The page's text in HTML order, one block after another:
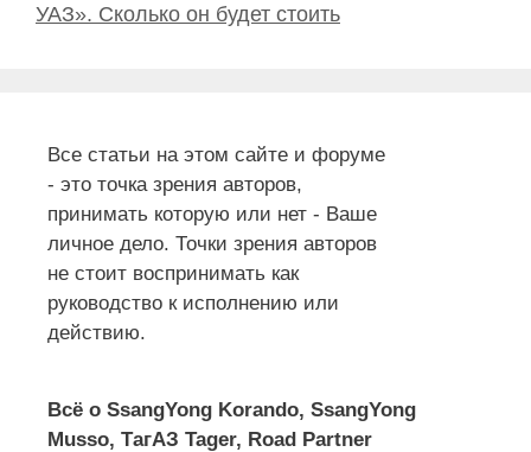
УАЗ». Сколько он будет стоить
Все статьи на этом сайте и форуме
- это точка зрения авторов,
принимать которую или нет - Ваше
личное дело. Точки зрения авторов
не стоит воспринимать как
руководство к исполнению или
действию.
Всё о SsangYong Korando, SsangYong
Musso, ТагАЗ Tager, Road Partner